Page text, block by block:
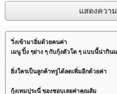
วิ่งเข้ามาอิ่มด้วยคนค่า
เมนู ปิ้ง ๆย่าง ๆ กับกุ้งตัวโต ๆ แบบนี้น่ากิ
ิ่งใครเป็นลูกค้าทรูได้ลดเพิ่มอีกด้วยค่า
กุ้งเทมปุระนี่ ของชอบเลยค่าคุณส้ม